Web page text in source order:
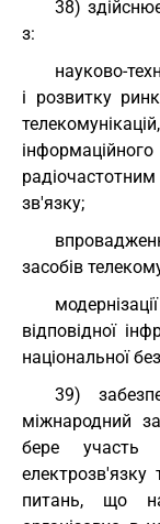
38)
з:
науково-
і розвитку
зв'язку;
засобів
відповідної
національної
39)
міжнародний
бере участь
електрозв'язку
питань, що